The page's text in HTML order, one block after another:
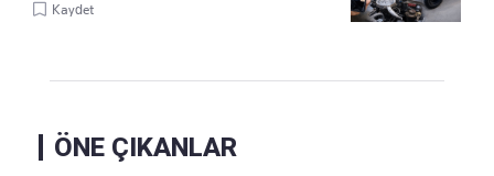
Kaydet
ÖNE ÇIKANLAR